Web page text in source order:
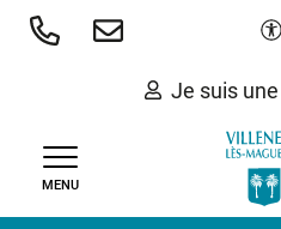
Aller
Je suis
MENU